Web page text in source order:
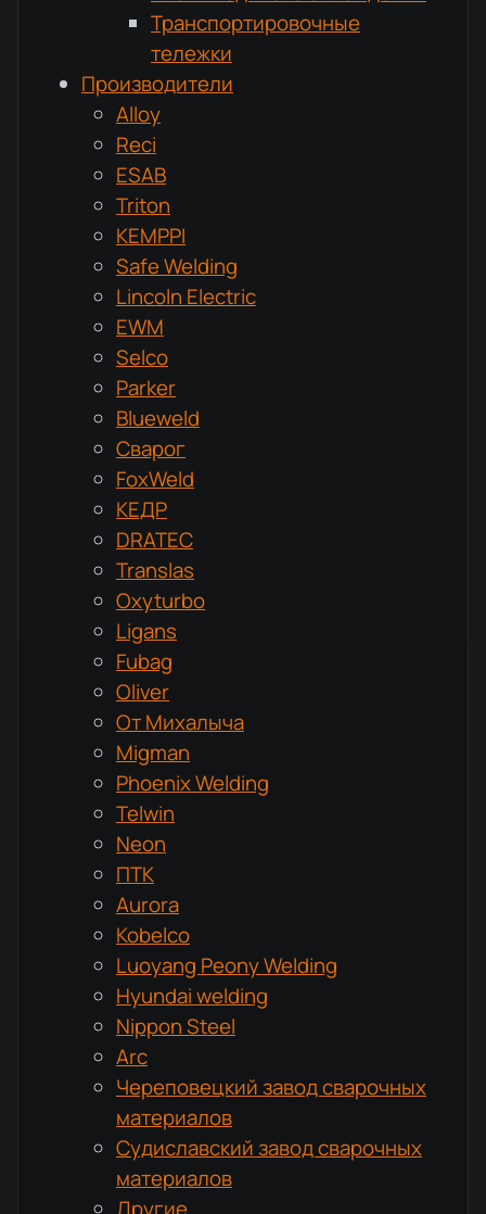
Транспортировочные
тележки
Производители
Alloy
Reci
ESAB
Triton
KEMPPI
Safe Welding
Lincoln Electric
EWM
Selco
Parker
Blueweld
Сварог
FoxWeld
КЕДР
DRATEC
Translas
Oxyturbo
Ligans
Fubag
Oliver
От Михалыча
Migman
Phoenix Welding
Telwin
Neon
ПТК
Aurora
Kobelco
Luoyang Peony Welding
Hyundai welding
Nippon Steel
Arc
Череповецкий завод сварочных
материалов
Судиславский завод сварочных
материалов